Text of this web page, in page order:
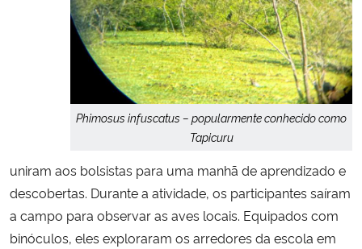
Phimosus infuscatus – popularmente conhecido como
Tapicuru
uniram aos bolsistas para uma manhã de aprendizado e
descobertas. Durante a atividade, os participantes saíram
a campo para observar as aves locais. Equipados com
binóculos, eles exploraram os arredores da escola em